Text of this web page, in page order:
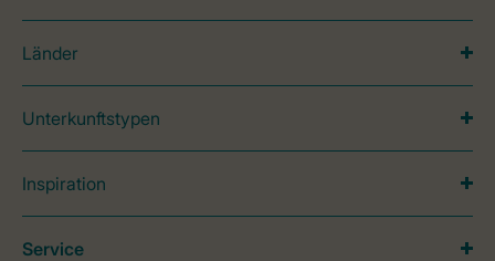
Länder
Unterkunftstypen
Inspiration
Service